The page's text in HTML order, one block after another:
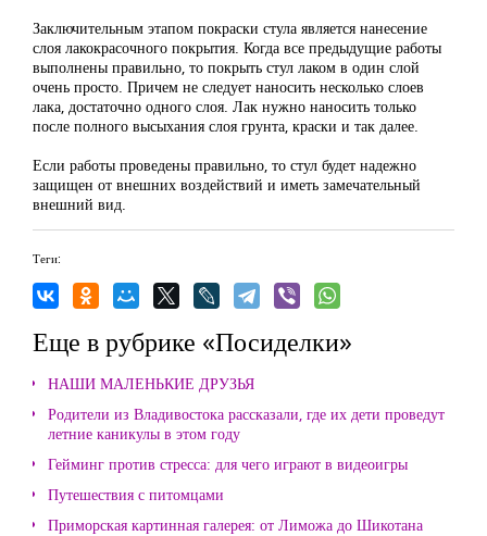
Заключительным этапом покраски стула является нанесение
слоя лакокрасочного покрытия. Когда все предыдущие работы
выполнены правильно, то покрыть стул лаком в один слой
очень просто. Причем не следует наносить несколько слоев
лака, достаточно одного слоя. Лак нужно наносить только
после полного высыхания слоя грунта, краски и так далее.
Если работы проведены правильно, то стул будет надежно
защищен от внешних воздействий и иметь замечательный
внешний вид.
Теги:
Еще в рубрике «Посиделки»
НАШИ МАЛЕНЬКИЕ ДРУЗЬЯ
Родители из Владивостока рассказали, где их дети проведут
летние каникулы в этом году
Гейминг против стресса: для чего играют в видеоигры
Путешествия с питомцами
Приморская картинная галерея: от Лиможа до Шикотана